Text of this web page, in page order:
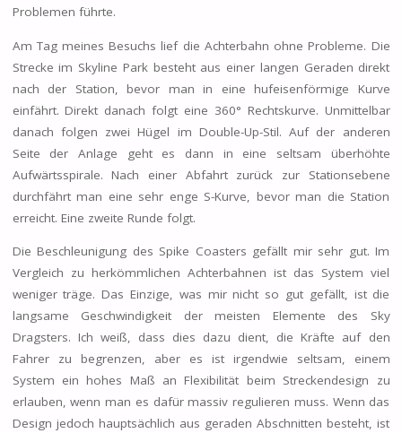
Problemen führte.
Am Tag meines Besuchs lief die Achterbahn ohne Probleme. Die
Strecke im Skyline Park besteht aus einer langen Geraden direkt
nach der Station, bevor man in eine hufeisenförmige Kurve
einfährt. Direkt danach folgt eine 360° Rechtskurve. Unmittelbar
danach folgen zwei Hügel im Double-Up-Stil. Auf der anderen
Seite der Anlage geht es dann in eine seltsam überhöhte
Aufwärtsspirale. Nach einer Abfahrt zurück zur Stationsebene
durchfährt man eine sehr enge S-Kurve, bevor man die Station
erreicht. Eine zweite Runde folgt.
Die Beschleunigung des Spike Coasters gefällt mir sehr gut. Im
Vergleich zu herkömmlichen Achterbahnen ist das System viel
weniger träge. Das Einzige, was mir nicht so gut gefällt, ist die
langsame Geschwindigkeit der meisten Elemente des Sky
Dragsters. Ich weiß, dass dies dazu dient, die Kräfte auf den
Fahrer zu begrenzen, aber es ist irgendwie seltsam, einem
System ein hohes Maß an Flexibilität beim Streckendesign zu
erlauben, wenn man es dafür massiv regulieren muss. Wenn das
Design jedoch hauptsächlich aus geraden Abschnitten besteht, ist